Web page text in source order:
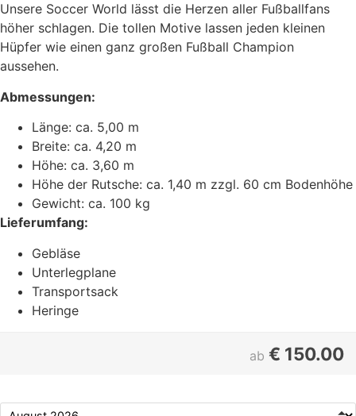
Unsere Soccer World lässt die Herzen aller Fußballfans
höher schlagen. Die tollen Motive lassen jeden kleinen
Hüpfer wie einen ganz großen Fußball Champion
aussehen.
Abmessungen:
Länge: ca. 5,00 m
Breite: ca. 4,20 m
Höhe: ca. 3,60 m
Höhe der Rutsche: ca. 1,40 m zzgl. 60 cm Bodenhöhe
Gewicht: ca. 100 kg
Lieferumfang:
Gebläse
Unterlegplane
Transportsack
Heringe
ab € 150.00